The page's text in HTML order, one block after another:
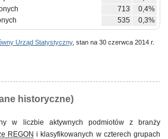
713
0,4%
535 0,3%
Urząd Statystyczny, stan na 30 czerwca 2014 r.
historyczne)
w liczbie aktywnych podmiotów z branży
REGON i klasyfikowanych w czterech grupach